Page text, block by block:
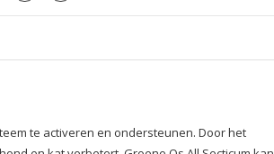
te activeren en ondersteunen. Door het